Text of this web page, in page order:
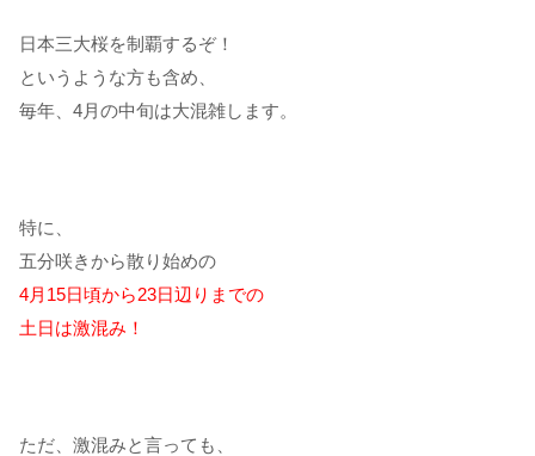
日本三大桜を制覇するぞ！
というような方も含め、
毎年、4月の中旬は大混雑します。
特に、
五分咲きから散り始めの
4月15日頃から23日辺りまでの
土日は激混み！
ただ、激混みと言っても、